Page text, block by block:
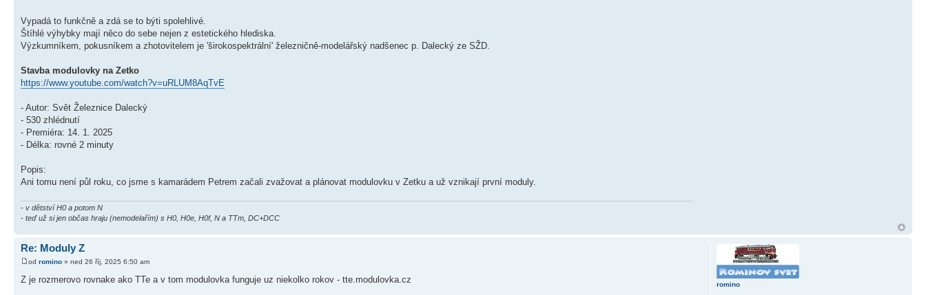
Vypadá to funkčně a zdá se to býti spolehlivé.
Štíhlé výhybky mají něco do sebe nejen z estetického hlediska.
Výzkumníkem, pokusníkem a zhotovitelem je 'širokospektrální' železničně-modelářský nadšenec p. Dalecký ze SŽD.
Stavba modulovky na Zetko
https://www.youtube.com/watch?v=uRLUM8AqTvE
- Autor: Svět Železnice Dalecký
- 530 zhlédnutí
- Premiéra: 14. 1. 2025
- Délka: rovné 2 minuty
Popis:
Ani tomu není půl roku, co jsme s kamarádem Petrem začali zvažovat a plánovat modulovku v Zetku a už vznikají první moduly.
- v dětství H0 a potom N
- teď už si jen občas hraju (nemodelařím) s H0, H0e, H0f, N a TTm, DC+DCC
Re: Moduly Z
od romino » ned 26 říj, 2025 6:50 am
Z je rozmerovo rovnake ako TTe a v tom modulovka funguje uz niekolko rokov - tte.modulovka.cz romino